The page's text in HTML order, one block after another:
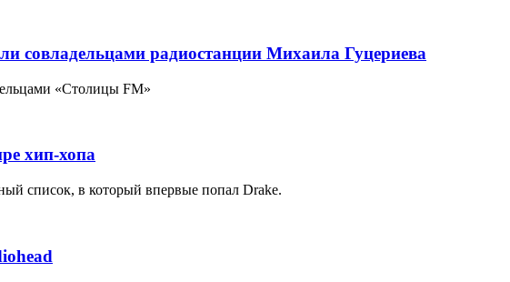
совладельцами радиостанции Михаила Гуцериева
«Столицы FM»
хип‑хопа
список, в который впервые попал Drake.